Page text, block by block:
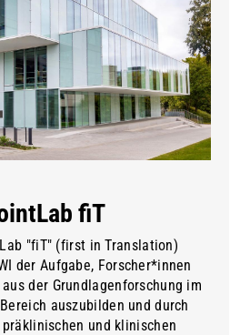
fiT
"fiT" (first in Translation)
der Aufgabe, Forscher*innen
der Grundlagenforschung im
auszubilden und durch
und klinischen